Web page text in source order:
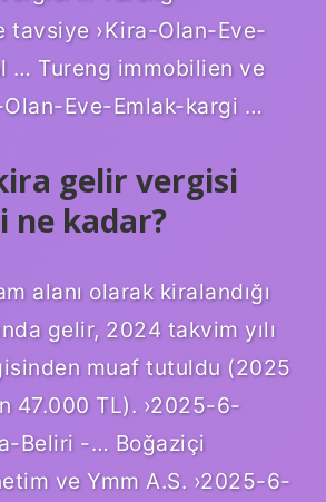
tavsiye ›Kira-Olan-Eve-
… Tureng immobilien ve
Eve-Emlak-kargi …
gelir vergisi
kadar?
alanı olarak kiralandığı
gelir, 2024 takvim yılı
muaf tutuldu (2025
47.000 TL). ›2025-6-
Beliri -… Boğaziçi
ve Ymm A.S. ›2025-6-